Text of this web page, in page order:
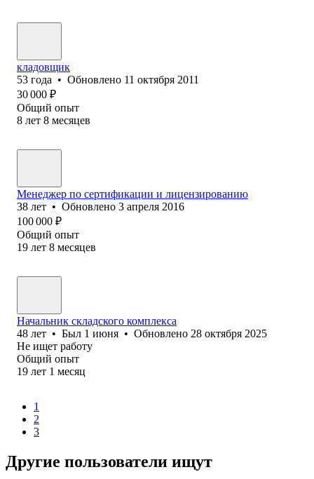
кладовщик
53 года • Обновлено 11 октября 2011
30 000 ₽
Общий опыт
8 лет 8 месяцев
Менеджер по сертификации и лицензированию
38 лет • Обновлено 3 апреля 2016
100 000 ₽
Общий опыт
19 лет 8 месяцев
Начальник складского комплекса
48 лет • Был 1 июня • Обновлено 28 октября 2025
Не ищет работу
Общий опыт
19 лет 1 месяц
1
2
3
Другие пользователи ищут